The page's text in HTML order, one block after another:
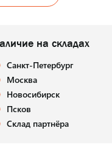
на складах
Санкт-Петербург
Москва
Новосибирск
Псков
Склад партнёра